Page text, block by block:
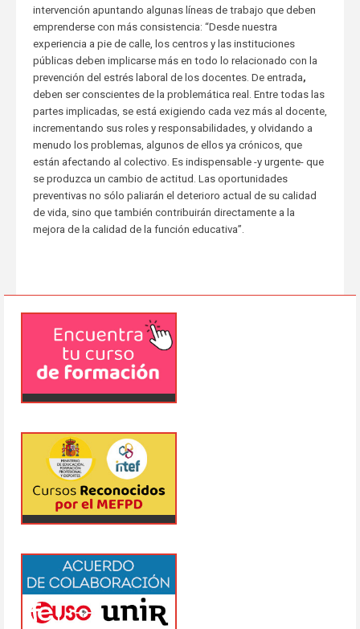
intervención apuntando algunas líneas de trabajo que deben
emprenderse con más consistencia: “Desde nuestra
experiencia a pie de calle, los centros y las instituciones
públicas deben implicarse más en todo lo relacionado con la
prevención del estrés laboral de los docentes. De entrada,
deben ser conscientes de la problemática real. Entre todas las
partes implicadas, se está exigiendo cada vez más al docente,
incrementando sus roles y responsabilidades, y olvidando a
menudo los problemas, algunos de ellos ya crónicos, que
están afectando al colectivo. Es indispensable -y urgente- que
se produzca un cambio de actitud. Las oportunidades
preventivas no sólo paliarán el deterioro actual de su calidad
de vida, sino que también contribuirán directamente a la
mejora de la calidad de la función educativa”.